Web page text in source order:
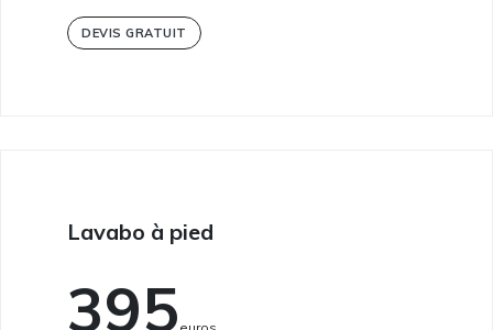
DEVIS GRATUIT
Lavabo à pied
395